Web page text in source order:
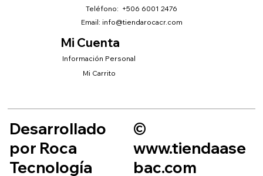
Mi Cuenta
Información Personal
Mi Carrito
Teléfono: +506 6001 2476
Email: info@tiendarocacr.com
Desarrollado
por Roca
Tecnología
©
www.tiendaase
bac.com